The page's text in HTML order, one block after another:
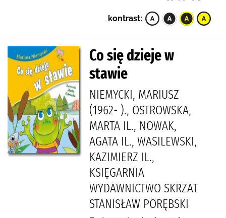
kontrast:
Co się dzieje w
stawie
NIEMYCKI, MARIUSZ
(1962- )., OSTROWSKA,
MARTA IL., NOWAK,
AGATA IL., WASILEWSKI,
KAZIMIERZ IL.,
KSIĘGARNIA
WYDAWNICTWO SKRZAT
STANISŁAW PORĘBSKI